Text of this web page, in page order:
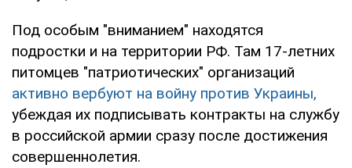
Под особым "вниманием" находятся
подростки и на территории РФ. Там 17-летних
питомцев "патриотических" организаций
активно вербуют на войну против Украины,
убеждая их подписывать контракты на службу
в российской армии сразу после достижения
совершеннолетия.